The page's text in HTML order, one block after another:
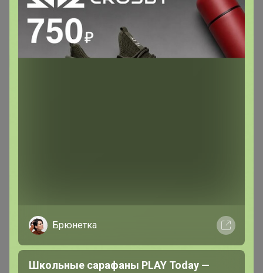
Я внимательно ознакомлен и полностью согласен
Брюнетка
Школьные сарафаны PLAY Today —